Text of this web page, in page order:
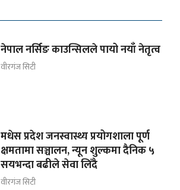
नेपाल नर्सिङ काउन्सिलले पायो नयाँ नेतृत्व
वीरगंज सिटी
मधेस प्रदेश जनस्वास्थ्य प्रयोगशाला पूर्ण
क्षमतामा सञ्चालन, न्यून शुल्कमा दैनिक ५
सयभन्दा बढीले सेवा लिँदै
वीरगंज सिटी